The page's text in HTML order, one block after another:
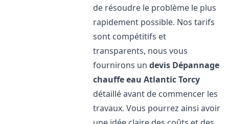
de résoudre le problème le plus
rapidement possible. Nos tarifs
sont compétitifs et
transparents, nous vous
fournirons undevis Dépannage
chauffe eau AtlanticTorcy
détaillé avant de commencer les
travaux. Vous pourrez ainsi avoir